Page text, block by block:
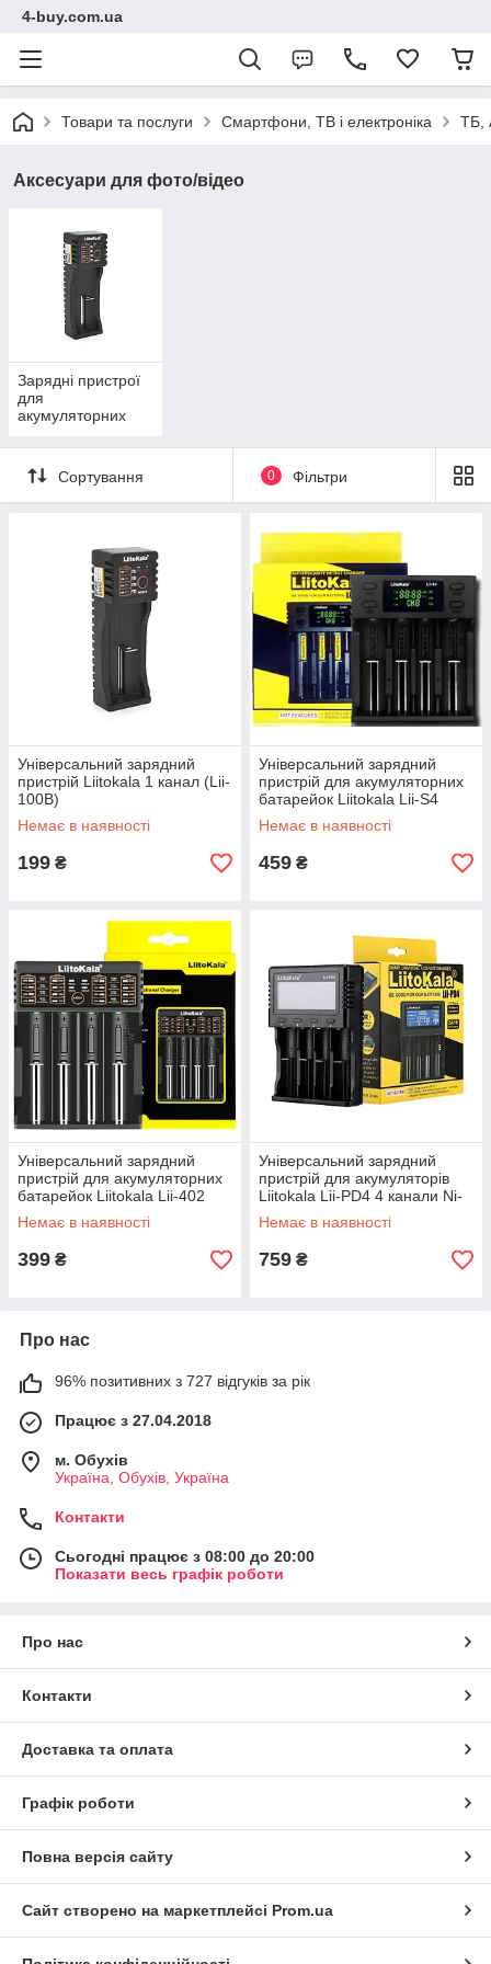
4-buy.com.ua
Товари та послуги Смартфони, ТВ і електроніка ТБ,
Аксесуари для фото/відео
Зарядні пристрої
для
акумуляторних
Сортування 0 Фільтри
Універсальний зарядний
пристрій Liitokala 1 канал (Lii-
100B)
Немає в наявності
199 ₴
Універсальний зарядний
пристрій для акумуляторних
батарейок Liitokala Lii-S4
Немає в наявності
459 ₴
Універсальний зарядний
пристрій для акумуляторних
батарейок Liitokala Lii-402
Немає в наявності
399 ₴
Універсальний зарядний
пристрій для акумуляторів
Liitokala Lii-PD4 4 канали Ni-
Mh/Li-ion/LiFePo4 220V/12V
Немає в наявності
759 ₴
Про нас
96% позитивних з 727 відгуків за рік
Працює з 27.04.2018
м. Обухів
Україна, Обухів, Україна
Контакти
Сьогодні працює з 08:00 до 20:00
Показати весь графік роботи
Про нас
Контакти
Доставка та оплата
Графік роботи
Повна версія сайту
Сайт створено на маркетплейсі Prom.ua